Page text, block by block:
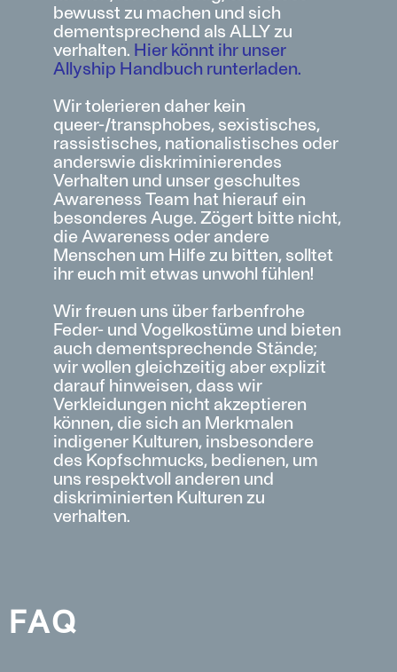
bewusst zu machen und sich
dementsprechend als ALLY zu
verhalten. Hier könnt ihr unser
Allyship Handbuch runterladen.
Wir tolerieren daher kein
queer-/transphobes, sexistisches,
rassistisches, nationalistisches oder
anderswie diskriminierendes
Verhalten und unser geschultes
Awareness Team hat hierauf ein
besonderes Auge. Zögert bitte nicht,
die Awareness oder andere
Menschen um Hilfe zu bitten, solltet
ihr euch mit etwas unwohl fühlen!
Wir freuen uns über farbenfrohe
Feder- und Vogelkostüme und bieten
auch dementsprechende Stände;
wir wollen gleichzeitig aber explizit
darauf hinweisen, dass wir
Verkleidungen nicht akzeptieren
können, die sich an Merkmalen
indigener Kulturen, insbesondere
des Kopfschmucks, bedienen, um
uns respektvoll anderen und
diskriminierten Kulturen zu
verhalten.
FAQ